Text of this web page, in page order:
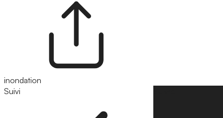
inondation
Suivi